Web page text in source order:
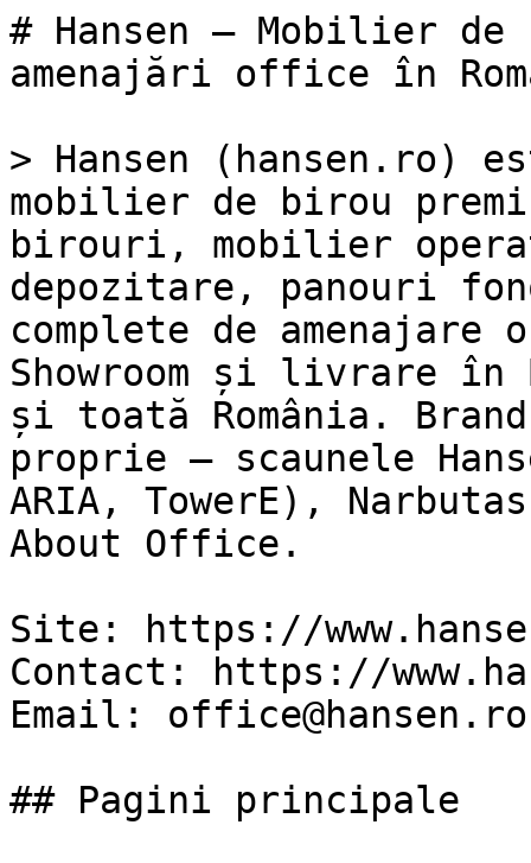
# Hansen — Mobilier
amenajări office în
> Hansen (hansen.ro)
mobilier de birou
birouri, mobilier
depozitare, panouri
complete de
Showroom și livrare
și toată România.
proprie — scaunele
ARIA, TowerE),
About Office.
Site: https://
Contact: https://
Email: office@hansen.ro
## Pagini principale